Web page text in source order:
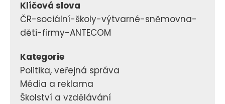
Klíčová slova
ČR-sociální-školy-výtvarné-sněmovna-
děti-firmy-ANTECOM
Kategorie
Politika, veřejná správa
Média a reklama
Školství a vzdělávání